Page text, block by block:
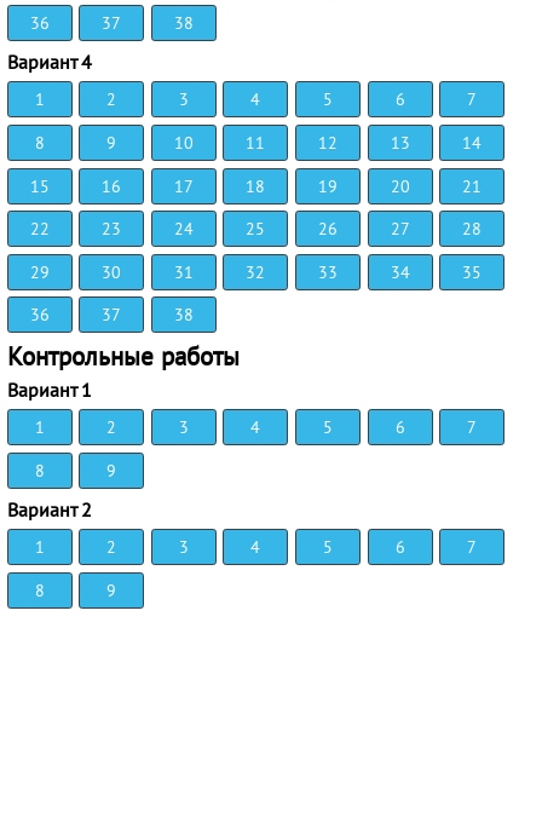
36
37 38
Вариант 4
1 2 3 4 5 6
7
8
9 10 11 12 13
14
15
16 17 18 19 20
21
22
23 24 25 26 27
28
29
30 31 32 33 34
35
36
37 38
Контрольные работы
Вариант 1
1 2 3 4 5 6
7
8
9
Вариант 2
1 2 3 4 5 6
7
8
9